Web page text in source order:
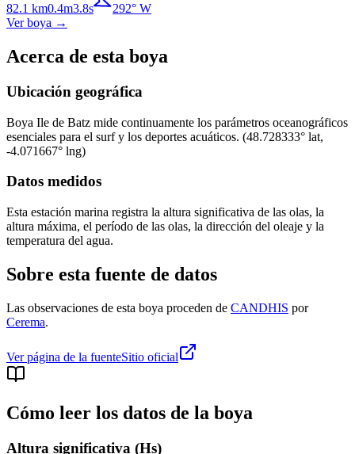
82.1 km0.4m3.8s 292° W
Ver boya →
Acerca de esta boya
Ubicación geográfica
Boya Ile de Batz mide continuamente los parámetros oceanográficos
esenciales para el surf y los deportes acuáticos. (48.728333° lat,
-4.071667° lng)
Datos medidos
Esta estación marina registra la altura significativa de las olas, la
altura máxima, el período de las olas, la dirección del oleaje y la
temperatura del agua.
Sobre esta fuente de datos
Las observaciones de esta boya proceden de CANDHIS por
Cerema.
Ver página de la fuenteSitio oficial
Cómo leer los datos de la boya
Altura significativa (Hs)